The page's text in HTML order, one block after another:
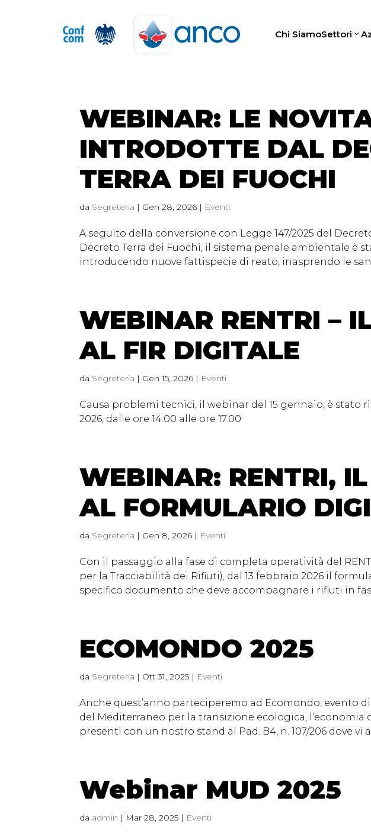
Chi SiamoSettori
WEBINAR: LE
INTRODOTTE DAL
TERRA DEI FUOCHI
da Segreteria | Gen 28, 2026 | Eventi
A seguito della conversione con Legge 147/2025 del
Decreto Terra dei Fuochi, il sistema penale ambientale è
introducendo nuove fattispecie di reato, inasprendo le
WEBINAR RENTRI –
AL FIR DIGITALE
da Segreteria | Gen 15, 2026 | Eventi
Causa problemi tecnici, il webinar del 15 gennaio, è stato
2026, dalle ore 14.00 alle ore 17.00
WEBINAR: RENTRI,
AL FORMULARIO
da Segreteria | Gen 8, 2026 | Eventi
Con il passaggio alla fase di completa operatività del
per la Tracciabilità dei Rifiuti), dal 13 febbraio 2026 il
specifico documento che deve accompagnare i rifiuti in
ECOMONDO 2025
da Segreteria | Ott 31, 2025 | Eventi
Anche quest’anno parteciperemo ad Ecomondo, evento
del Mediterraneo per la transizione ecologica, l’economia
presenti con un nostro stand al Pad. B4, n. 107/206 dove vi
Webinar MUD 2025
da admin | Mar 28, 2025 | Eventi